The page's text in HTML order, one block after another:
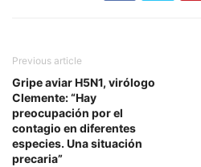
Previous article
Gripe aviar H5N1, virólogo
Clemente: “Hay
preocupación por el
contagio en diferentes
especies. Una situación
precaria”